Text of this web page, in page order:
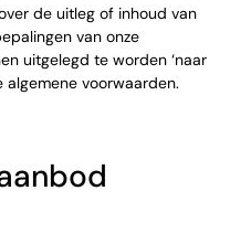
de uitleg of inhoud van
van onze
uitgelegd te worden ‘naar
algemene voorwaarden.